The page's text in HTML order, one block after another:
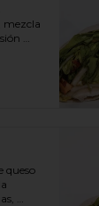
mezcla
queso